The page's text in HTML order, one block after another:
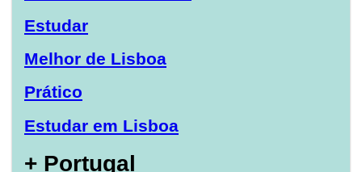
Estudar
Melhor de Lisboa
Prático
Estudar em Lisboa
+ Portugal